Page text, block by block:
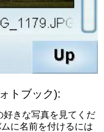
トブック):
好きな写真を見てくだ
に名前を付けるには